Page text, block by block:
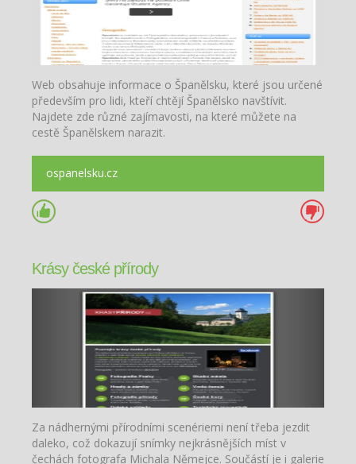
Web obsahuje informace o Španělsku, které jsou určené
především pro lidi, kteří chtějí Španělsko navštívit.
Najdete zde různé zajímavosti, na které můžete na
cestě Španělskem narazit.
ospanelsku.cz
Krásy české přírody
Za nádhernými přírodními scenériemi není třeba jezdit
daleko, což dokazují snímky nejkrásnějších míst v
čechách fotografa Michala Němejce. Součástí je i galerie